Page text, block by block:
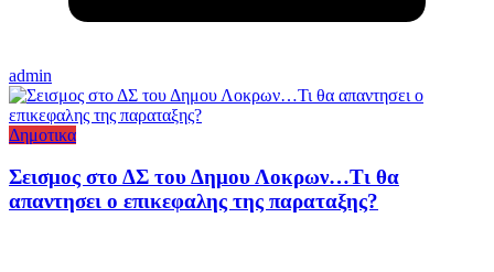
admin
Δημοτικα
Σεισμος στο ΔΣ του Δημου Λοκρων…Τι θα
απαντησει ο επικεφαλης της παραταξης?